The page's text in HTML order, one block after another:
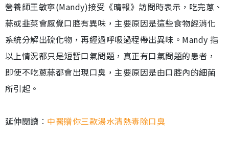
營養師王敏寧(Mandy)接受《晴報》訪問時表示，吃完蔥、
蒜或韭菜會感覺口腔有異味，主要原因是這些食物經消化
系統分解出硫化物，再經過呼吸過程帶出異味。Mandy 指
以上情況都只是短暫口氣問題，真正有口氣問題的患者，
即使不吃蔥蒜都會出現口臭，主要原因是由口腔內的細菌
所引起。
延伸閱讀︰ 中醫贈你三款湯水清熱毒除口臭